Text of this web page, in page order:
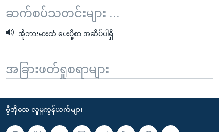
ဆက်စပ်သတင်းများ ...
အိုဘားမားထံ ပေးပို့စာ အဆိပ်ပါရှိ
အခြားဖတ်ရှုစရာများ
ဗွီအိုအေ လူမှုကွန်ယက်များ